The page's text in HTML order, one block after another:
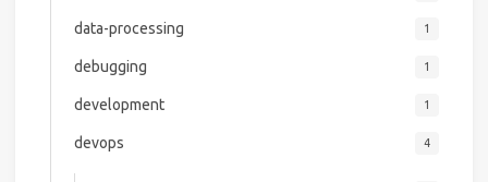
data-processing 1
debugging 1
development 1
devops 4